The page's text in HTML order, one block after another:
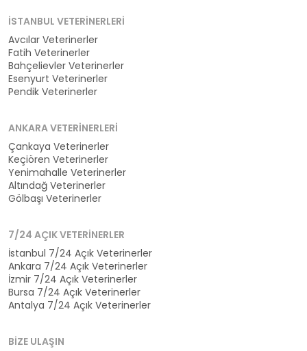
İSTANBUL VETERINERLERI
Avcılar Veterinerler
Fatih Veterinerler
Bahçelievler Veterinerler
Esenyurt Veterinerler
Pendik Veterinerler
ANKARA VETERINERLERI
Çankaya Veterinerler
Keçiören Veterinerler
Yenimahalle Veterinerler
Altındağ Veterinerler
Gölbaşı Veterinerler
7/24 AÇIK VETERINERLER
İstanbul 7/24 Açık Veterinerler
Ankara 7/24 Açık Veterinerler
İzmir 7/24 Açık Veterinerler
Bursa 7/24 Açık Veterinerler
Antalya 7/24 Açık Veterinerler
BIZE ULAŞIN